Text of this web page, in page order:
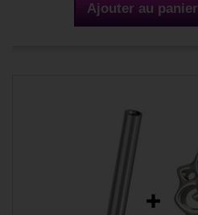
Ajouter au panier